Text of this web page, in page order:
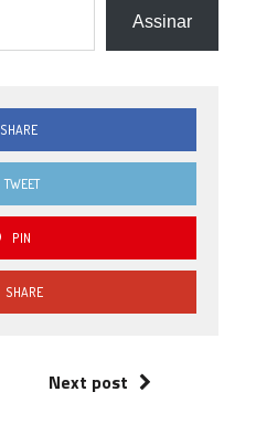
Assinar
SHARE
TWEET
PIN
SHARE
Next post